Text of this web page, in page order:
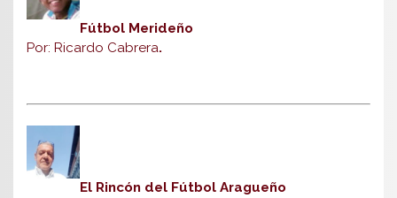
Fútbol Merideño
Por: Ricardo Cabrera.
El Rincón del Fútbol Aragueño